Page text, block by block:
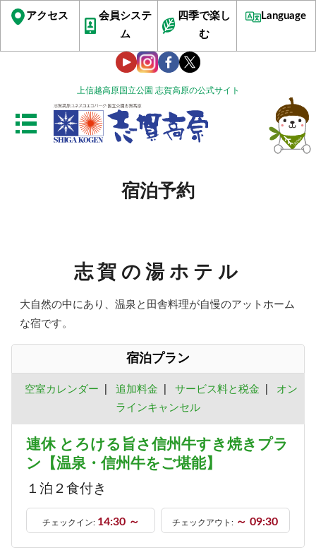
上信越高原国立公園 志賀高原の公式サイト
アクセス
会員システ
ム
四季で楽し
む
Language
宿泊予約
志賀の湯ホテル
大自然の中にあり、温泉と田舎料理が自慢のアットホーム
な宿です。
宿泊プラン
空室カレンダー 追加料金 サービス料と税金
オン
ラインキャンセル
連休 とろける旨さ信州牛すき焼きプラ
ン【温泉・信州牛をご堪能】
１泊２食付き
チェックイン: 14:30 ～ チェックアウト: ～ 09:30